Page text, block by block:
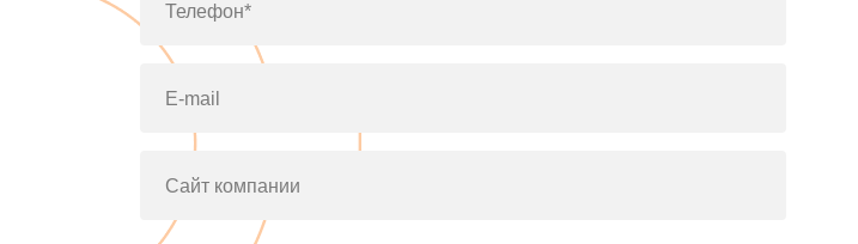
Телефон*
E-mail
Сайт компании